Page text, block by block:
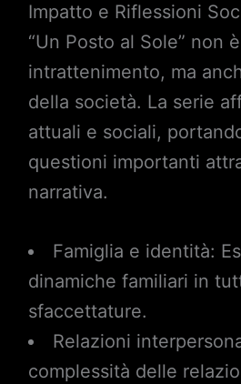
Impatto e Riflessioni
“Un Posto al Sole” non
intrattenimento, ma
della società. La serie
attuali e sociali,
questioni importanti
narrativa.
Famiglia e identità:
dinamiche familiari in
sfaccettature.
Relazioni
complessità delle